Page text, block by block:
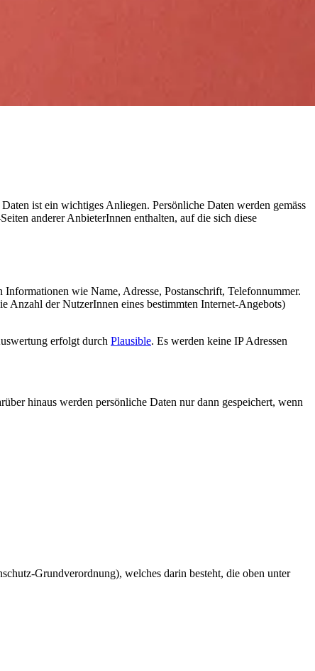
ist ein wichtiges Anliegen. Persönliche Daten werden gemäss
anderer AnbieterInnen enthalten, auf die sich diese
wie Name, Adresse, Postanschrift, Telefonnummer.
Anzahl der NutzerInnen eines bestimmten Internet-Angebots)
erfolgt durch Plausible. Es werden keine IP Adressen
hinaus werden persönliche Daten nur dann gespeichert, wenn
Grundverordnung), welches darin besteht, die oben unter